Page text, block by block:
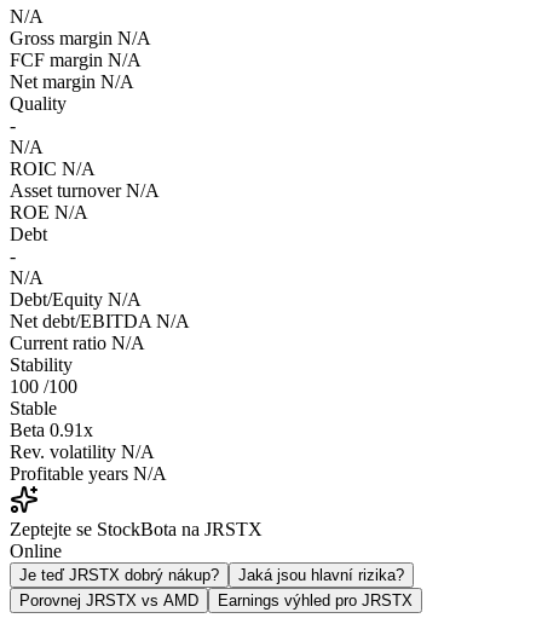
N/A
Gross margin N/A
FCF margin N/A
Net margin N/A
Quality
-
N/A
ROIC N/A
Asset turnover N/A
ROE N/A
Debt
-
N/A
Debt/Equity N/A
Net debt/EBITDA N/A
Current ratio N/A
Stability
100 /100
Stable
Beta 0.91x
Rev. volatility N/A
Profitable years N/A
Zeptejte se StockBota na JRSTX
Online
Je teď JRSTX dobrý nákup?
Jaká jsou hlavní rizika?
Porovnej JRSTX vs AMD
Earnings výhled pro JRSTX